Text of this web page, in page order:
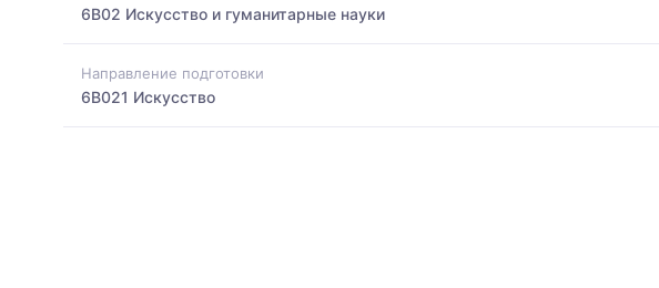
6B02 Искусство и гуманитарные науки
Направление подготовки
6B021 Искусство